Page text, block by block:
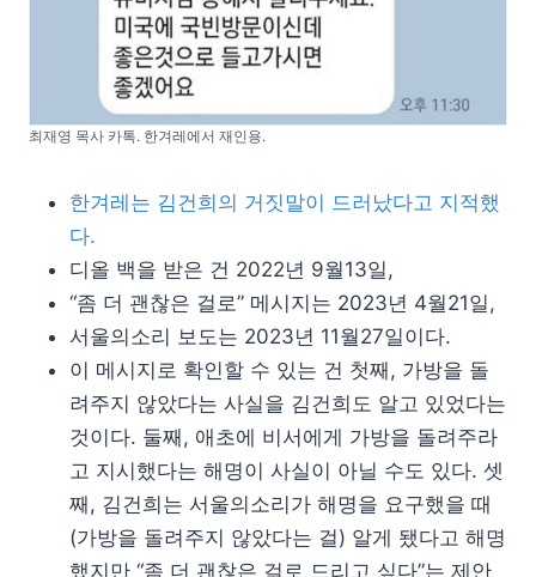
최재영 목사 카톡. 한겨레에서 재인용.
한겨레는 김건희의 거짓말이 드러났다고 지적했
다.
디올 백을 받은 건 2022년 9월13일,
“좀 더 괜찮은 걸로” 메시지는 2023년 4월21일,
서울의소리 보도는 2023년 11월27일이다.
이 메시지로 확인할 수 있는 건 첫째, 가방을 돌
려주지 않았다는 사실을 김건희도 알고 있었다는
것이다. 둘째, 애초에 비서에게 가방을 돌려주라
고 지시했다는 해명이 사실이 아닐 수도 있다. 셋
째, 김건희는 서울의소리가 해명을 요구했을 때
(가방을 돌려주지 않았다는 걸) 알게 됐다고 해명
했지만 “좀 더 괜찮은 걸로 드리고 싶다”는 제안